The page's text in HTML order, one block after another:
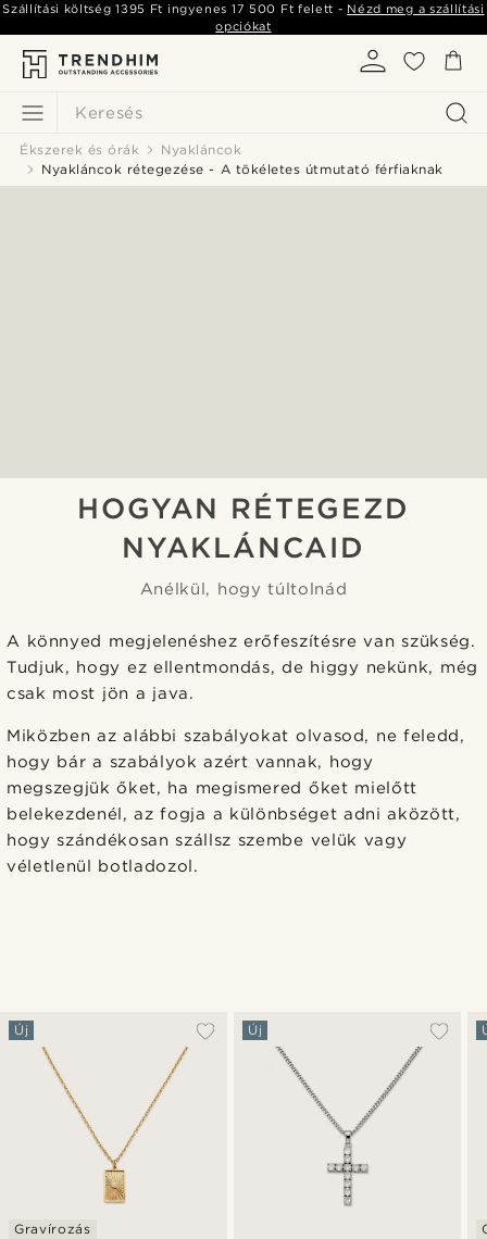
Keresés
Szállítási költség1395 Ft ingyenes 17 500 Ft felett - Nézd meg a szállítási
opciókat
Ékszerek és órák
Nyakláncok
Nyakláncok rétegezése - A tökéletes útmutató férfiaknak
HOGYAN RÉTEGEZD
NYAKLÁNCAID
Anélkül, hogy túltolnád
A könnyed megjelenéshez erőfeszítésre van szükség.
Tudjuk, hogy ez ellentmondás, de higgy nekünk, még
csak most jön a java.
Miközben az alábbi szabályokat olvasod, ne feledd,
hogy bár a szabályok azért vannak, hogy
megszegjük őket, ha megismered őket mielőtt
belekezdenél, az fogja a különbséget adni aközött,
hogy szándékosan szállsz szembe velük vagy
véletlenül botladozol.
Új
Gravírozás
Új